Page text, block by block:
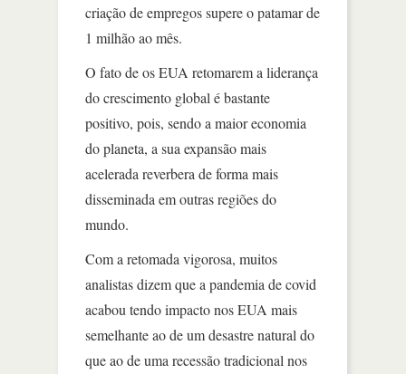
criação de empregos supere o patamar de
1 milhão ao mês.
O fato de os EUA retomarem a liderança
do crescimento global é bastante
positivo, pois, sendo a maior economia
do planeta, a sua expansão mais
acelerada reverbera de forma mais
disseminada em outras regiões do
mundo.
Com a retomada vigorosa, muitos
analistas dizem que a pandemia de covid
acabou tendo impacto nos EUA mais
semelhante ao de um desastre natural do
que ao de uma recessão tradicional nos